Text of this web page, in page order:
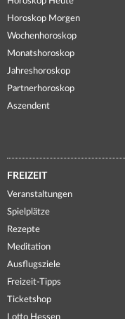
Horoskop Morgen
Wochenhoroskop
Monatshoroskop
Jahreshoroskop
Partnerhoroskop
Aszendent
FREIZEIT
Veranstaltungen
Spielplätze
Rezepte
Meditation
Ausflugsziele
Freizeit-Tipps
Ticketshop